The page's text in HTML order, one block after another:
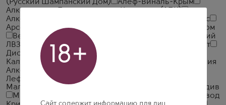
(Русский Шампанский Дом)
Алеф-Виналь-Крым
Алкогольная Промышленная Компания (АПК)
Алкогольная Сибирская Группа
Альфа Люкс
Арсенал Вин
Башспирт
БрянскСпиртПром
Великоустюгский ЛВЗ
Глазовский
ЛВЗ
Грейн Алко
Дербентский коньячный комбинат
Дионис
Итар Глобал
Иткульский спиртзавод
Калужский Кристалл
КВС
Компания
Алкогольных Напитков Алаверди
Лефортово ГК
Ладога
Малиновщизненский Спиртоводочный Завод Аквадив
Минский завод виноградных вин
Московский завод
18+
Сайт содержит информацию для лиц